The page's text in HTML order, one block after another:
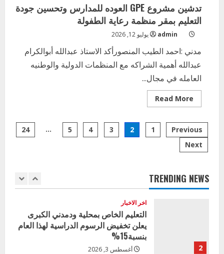
تدشين مشروع GPE العوده للمدارس وتحسين جودة
التعليم بمقر منظمة رعاية الطفولة
admin يوليو 12, 2026
مدني :احمد الطيب المنصورأكد الاستاذ عبدالله أبوالكرام
عبدالله أهمية الشراكه مع المنظمات الدولية والوطنيه
العامله في مجال...
Read More
more
مشروع
GPE
العوده
بمقر
منظمة
رعاية
Posts
pagination
Previous
1
2
3
4
5
…
24
Next
TRENDING NEWS
4
اخر الاخبار الاخبار
مدير إدارة الجودة و التطوير الإداري
بوزارة التربية تشارك الملتقي التنسيقي
الأول لمديري الجودة بالولايات
يوليو 29, 2026
اخر الاخبار
إدارة الأنشطة المدرسية بمحلية مدني
1
اخر الاخبار
2
اخر الاخبار
التعليم الخاص بمحلية ودمدني الكبرى
يعلن تخفيض الرسوم الدراسية لهذا العام
بنسبة15%
أغسطس 3, 2026